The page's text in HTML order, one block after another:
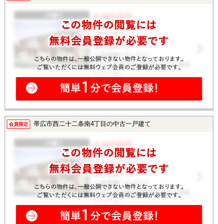
会員限定 帯広市西二十二条南4丁目の中古一戸建て